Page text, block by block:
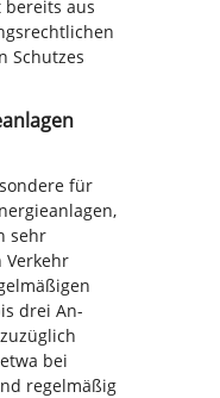
aus
Schutzes
für
sehr
Verkehr
drei An-
bei
regelmäßig